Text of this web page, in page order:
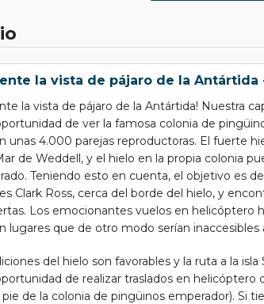
la vista de pájaro de la Antártida
la vista de pájaro de la Antártida! Nuestra
de ver la famosa colonia de
unas 4.000 parejas reproductoras. El fuerte
de Weddell, y el hielo en la propia colonia
Teniendo esto en cuenta, el objetivo es
Clark Ross, cerca del borde del hielo, y
Los emocionantes vuelos en helicóptero
lugares que de otro modo serían inaccesibles
del hielo son favorables y la ruta a la
de realizar traslados en helicóptero
de la colonia de pingüinos emperador). Si